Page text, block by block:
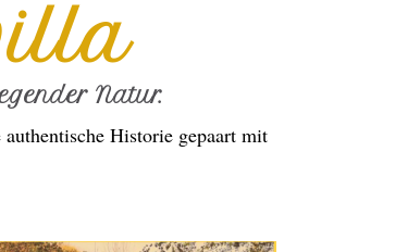
Natur.
Historie gepaart mit